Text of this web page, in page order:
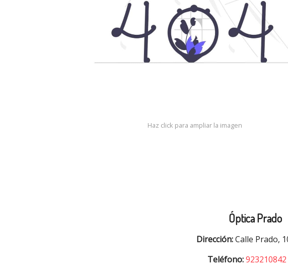
Haz click para ampliar la imagen
Óptica Prado
Dirección:Calle Prado,
Teléfono:923210842